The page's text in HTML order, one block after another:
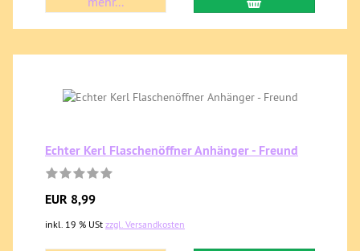
Echter Kerl Flaschenöffner Anhänger - Freund
EUR 8,99
inkl. 19 % USt zzgl. Versandkosten